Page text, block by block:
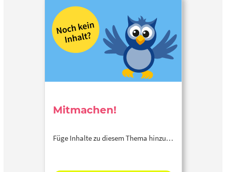
Mitmachen!
Füge Inhalte zu diesem Thema hinzu…